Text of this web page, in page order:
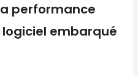
performance
embarqué